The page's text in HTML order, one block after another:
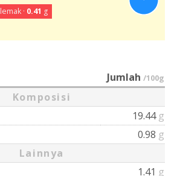
lemak · 0.41 g
Jumlah /100g
Komposisi
19.44 g
0.98 g
Lainnya
1.41 g